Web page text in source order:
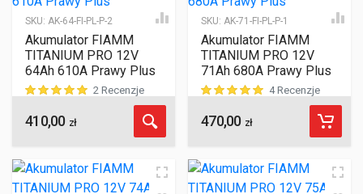
SKU: AK-64-FI-PL-P-2
Akumulator FIAMM
TITANIUM PRO 12V
64Ah 610A Prawy Plus
ocen klientów
2 Recenzje
410,00 zł
SKU: AK-71-FI-PL-P-1
Akumulator FIAMM
TITANIUM PRO 12V
71Ah 680A Prawy Plus
ocen klientów
4 Recenzje
470,00 zł